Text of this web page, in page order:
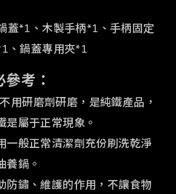
蓋*1、木製手柄*1、手柄固定
、鍋蓋專用夾*1
考：
用研磨劑研磨，是純鐵產品，
是屬于正常現象。
一般正常清潔劑充份刷洗乾淨
養鍋。
防鏽、維護的作用，不讓食物